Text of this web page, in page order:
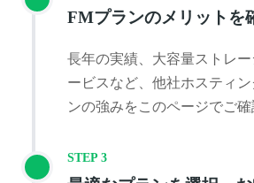
FMプランのメリットを
長年の実績、大容量ストレ
ービスなど、他社ホスティ
ンの強みをこのページでご確
STEP 3